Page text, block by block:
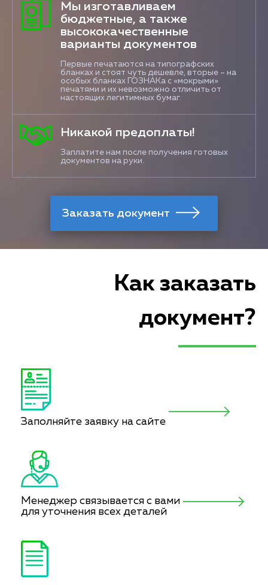
Мы изготавливаем
бюджетные, а также
высококачественные
варианты документов
Первые печатаются на типографских
бланках и стоят чуть дешевле, вторые – на
особых бланках ГОЗНАКа с «мокрыми»
печатями и их невозможно отличить от
настоящих легитимных бумаг.
Никакой предоплаты!
Заплатите нам после получения готовых
документов на руки.
Как заказать
документ?
Заполняйте заявку на сайте
Менеджер связывается с вами
для уточнения всех деталей